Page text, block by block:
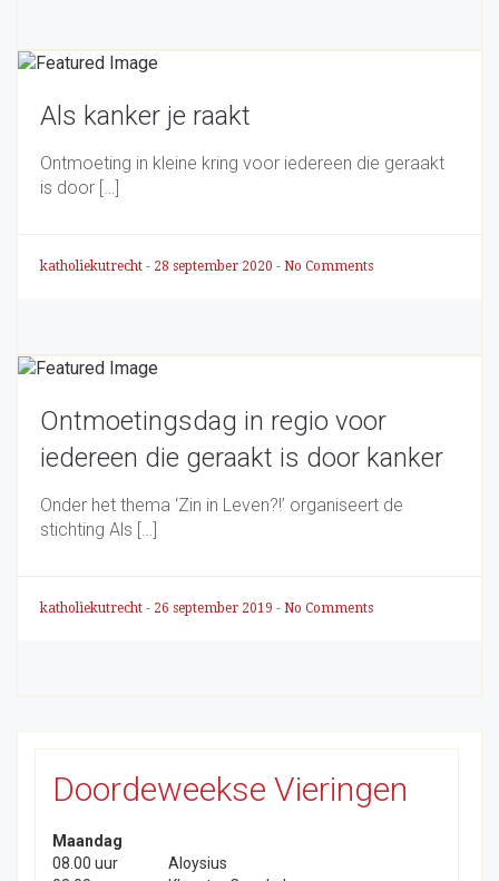
Als kanker je raakt
Ontmoeting in kleine kring voor iedereen die geraakt
is door […]
katholiekutrecht - 28 september 2020 - No Comments
Ontmoetingsdag in regio voor
iedereen die geraakt is door kanker
Onder het thema ‘Zin in Leven?!’ organiseert de
stichting Als […]
katholiekutrecht - 26 september 2019 - No Comments
Doordeweekse Vieringen
Maandag
08.00 uur
Aloysius